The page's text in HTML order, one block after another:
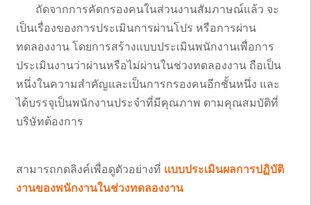
ถัดจากการคัดกรองคนในส่วนงานสัมภาษณ์แล้ว จะ
เป็นเรื่องของการประเมินการผ่านโปร หรือการผ่าน
ทดลองงาน โดยการสร้างแบบประเมินพนักงานเพื่อการ
ประเมินงานว่าผ่านหรือไม่ผ่านในช่วงทดลองงาน ถือเป็น
หนึ่งในความสำคัญและเป็นการกรองคนอีกชั้นหนึ่ง และ
ได้บรรจุเป็นพนักงานประจำที่มีคุณภาพ ตามคุณสมบัติที่
บริษัทต้องการ
สามารถกดลิงค์เพื่อดูตัวอย่างที่ แบบประเมินผลการปฏิบัติ
งานของพนักงานในช่วงทดลองงาน